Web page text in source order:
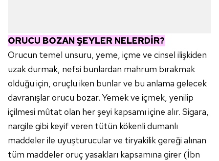
ORUCU BOZAN ŞEYLER NELERDİR?
Orucun temel unsuru, yeme, içme ve cinsel ilişkiden
uzak durmak, nefsi bunlardan mahrum bırakmak
olduğu için, oruçlu iken bunlar ve bu anlama gelecek
davranışlar orucu bozar. Yemek ve içmek, yenilip
içilmesi mûtat olan her şeyi kapsamı içine alır. Sigara,
nargile gibi keyif veren tütün kökenli dumanlı
maddeler ile uyuşturucular ve tiryakilik gereği alınan
tüm maddeler oruç yasakları kapsamına girer (İbn